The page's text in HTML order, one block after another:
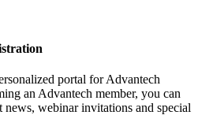
portal for Advantech
an Advantech member, you can
news, webinar invitations and special